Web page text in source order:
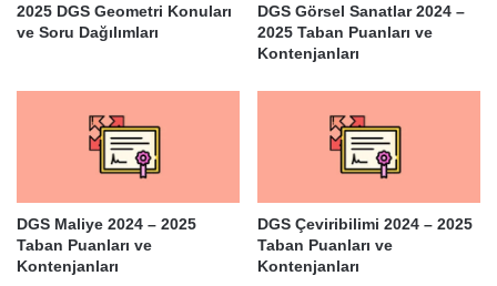
2025 DGS Geometri Konuları
ve Soru Dağılımları
DGS Görsel Sanatlar 2024 –
2025 Taban Puanları ve
Kontenjanları
DGS Maliye 2024 – 2025
Taban Puanları ve
Kontenjanları
DGS Çeviribilimi 2024 – 2025
Taban Puanları ve
Kontenjanları